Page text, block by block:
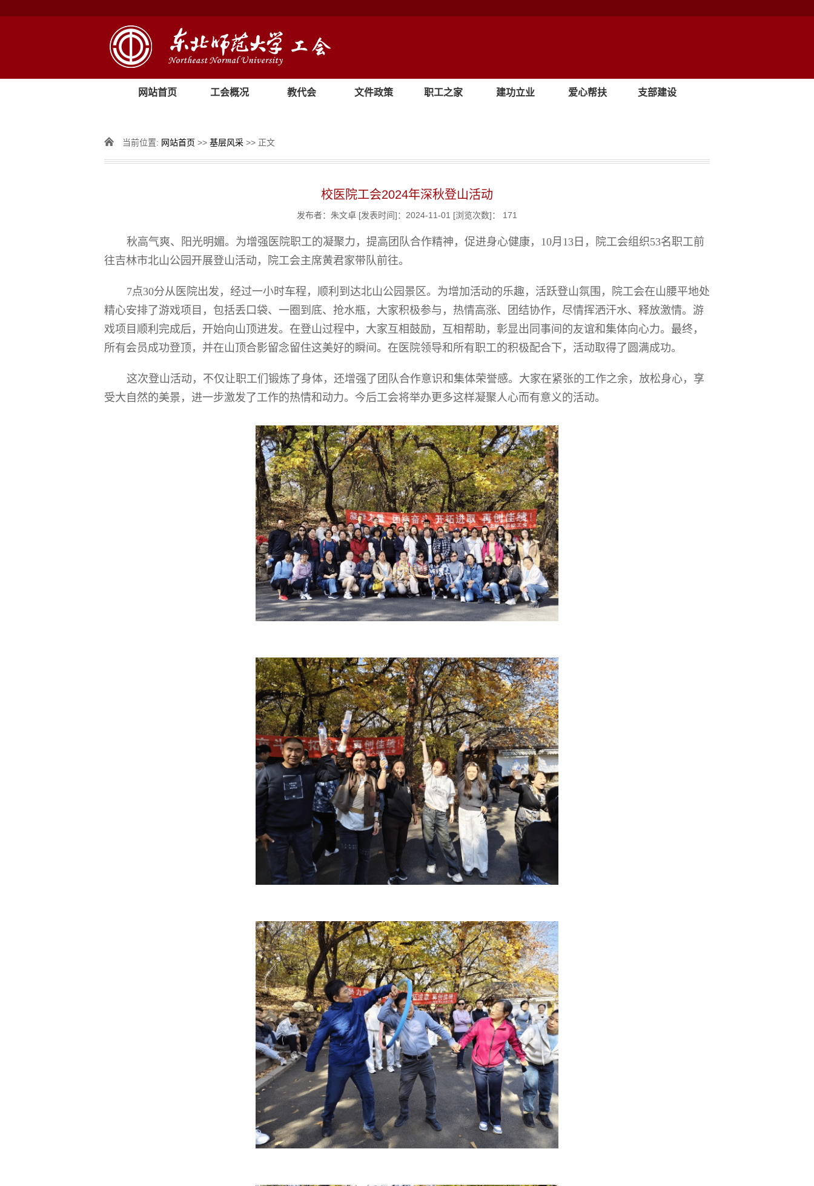
网站首页 工会概况 教代会 文件政策 职工之家 建功立业 爱心帮扶 支部建设
当前位置: 网站首页 >> 基层风采 >> 正文
校医院工会2024年深秋登山活动
发布者：朱文卓 [发表时间]：2024-11-01 [浏览次数]： 171
秋高气爽、阳光明媚。为增强医院职工的凝聚力，提高团队合作精神，促进身心健康， 10月 13 日， 院工会组织53名职工前
往吉林市北山公园开展登山活动，院工会主席黄君家带队前往。
7点30分从医院出发，经过一小时车程，顺利到达北山公园景区。为增加活动的乐趣，活跃登山氛围，院工会在山腰平地处
精心安排了游戏项目，包括丢口袋、一圈到底、抢水瓶，大家积极参与，热情高涨、团结协作，尽情挥洒汗水、释放激情。游
戏项目顺利完成后，开始向山顶进发。在登山过程中，大家互相鼓励，互相帮助，彰显出同事间的友谊和集体向心力。最终，
所有会员成功登顶，并在山顶合影留念留住这美好的瞬间。在医院领导和所有职工的积极配合下，活动取得了圆满成功。
这次登山活动，不仅让职工们锻炼了身体，还增强了团队合作意识和集体荣誉感。大家在紧张的工作之余，放松身心，享
受大自然的美景，进一步激发了工作的热情和动力。今后工会将举办更多这样凝聚人心而有意义的活动。